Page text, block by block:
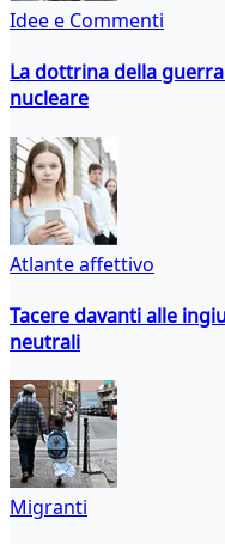
Idee e Commenti
La dottrina della
nucleare
Atlante affettivo
Tacere davanti alle
neutrali
Migranti